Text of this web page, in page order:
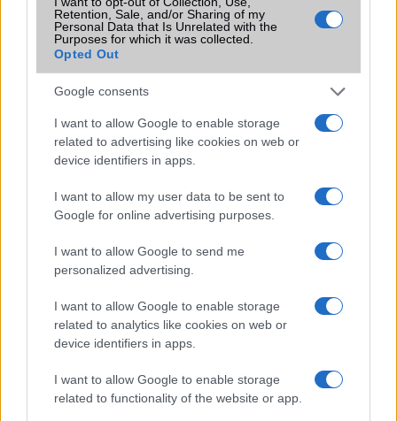
Retention, Sale, and/or Sharing of my
Personal Data that Is Unrelated with the
Purposes for which it was collected.
Opted Out
Google consents
I want to allow Google to enable storage
related to advertising like cookies on web or
device identifiers in apps.
I want to allow my user data to be sent to
Google for online advertising purposes.
I want to allow Google to send me
personalized advertising.
I want to allow Google to enable storage
related to analytics like cookies on web or
device identifiers in apps.
I want to allow Google to enable storage
related to functionality of the website or app.
megváltoztatja a mobilhasználatot –
sokan mégsem tudnak róla
2026.07.12
Az Edge Panel az egyik leghasznosabb funkció, amely
jelentősen felgyorsítja a mindennapi használatot,
KAPCSOLÓDÓ HÍREK
Az Apple az USB C-t is korlátozná?
Új USB-C Apple tartozékok várhatóak
Ezek az Apple termékek akadályozzák, hogy az USB-C álom
valósággá váljon
Az Apple Watch új alvási funkciója egyre több helyen válik